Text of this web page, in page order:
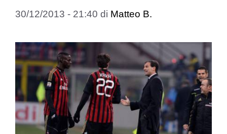
30/12/2013 - 21:40 di Matteo B.